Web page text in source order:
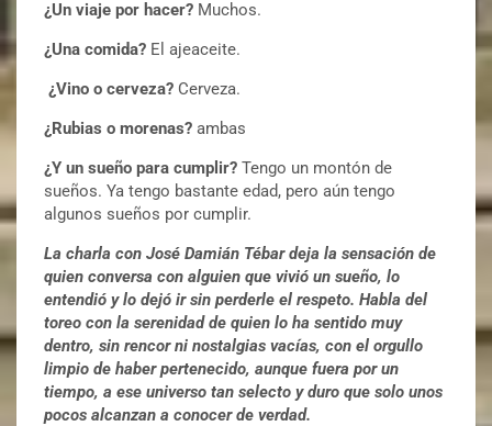
¿Un viaje por hacer? Muchos.
¿Una comida? El ajeaceite.
¿Vino o cerveza? Cerveza.
¿Rubias o morenas? ambas
¿Y un sueño para cumplir? Tengo un montón de
sueños. Ya tengo bastante edad, pero aún tengo
algunos sueños por cumplir.
La charla con José Damián Tébar deja la sensación de
quien conversa con alguien que vivió un sueño, lo
entendió y lo dejó ir sin perderle el respeto. Habla del
toreo con la serenidad de quien lo ha sentido muy
dentro, sin rencor ni nostalgias vacías, con el orgullo
limpio de haber pertenecido, aunque fuera por un
tiempo, a ese universo tan selecto y duro que solo unos
pocos alcanzan a conocer de verdad.